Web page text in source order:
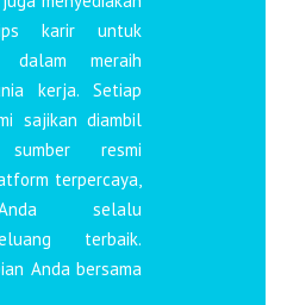
karir untuk
dalam meraih
kerja. Setiap
sajikan diambil
resmi
terpercaya,
selalu
terbaik.
Anda bersama